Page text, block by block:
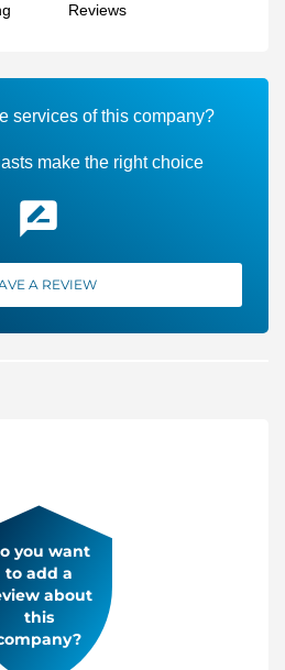
Reviews
services of this company?
make the right choice
A REVIEW
you want
to add a
about
this